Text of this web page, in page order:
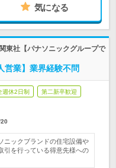
気になる
東社【パナソニックグループで
営業】業界経験不問
週休2日制 第二新卒歓迎
ニックブランドの住宅設備や
引を行っている得意先様への